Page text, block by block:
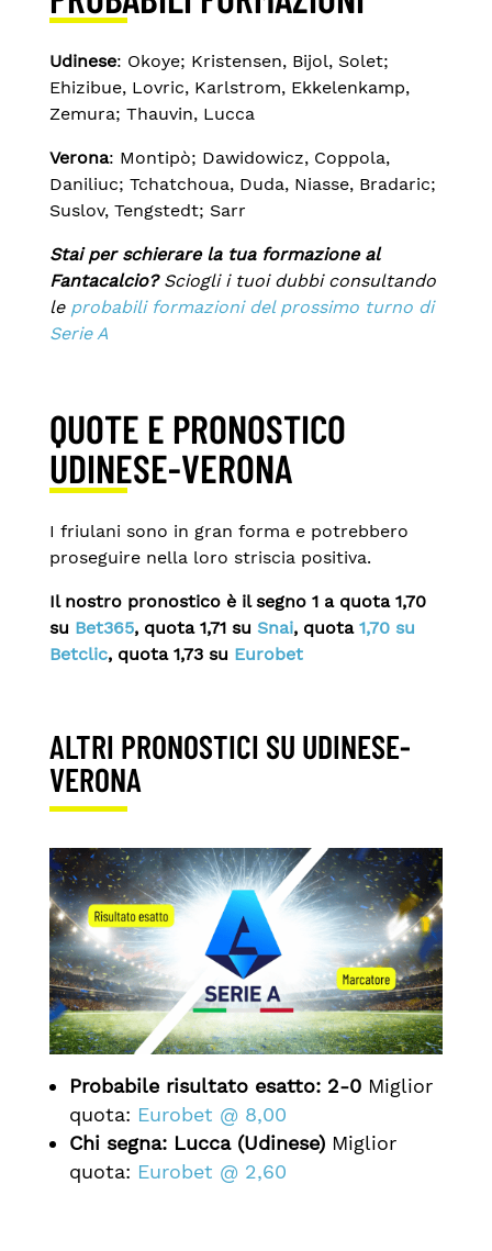
Udinese: Okoye; Kristensen, Bijol, Solet;
Ehizibue, Lovric, Karlstrom, Ekkelenkamp,
Zemura; Thauvin, Lucca
Verona: Montipò; Dawidowicz, Coppola,
Daniliuc; Tchatchoua, Duda, Niasse, Bradaric;
Suslov, Tengstedt; Sarr
Stai per schierare la tua formazione al
Fantacalcio? Sciogli i tuoi dubbi consultando
le probabili formazioni del prossimo turno di
Serie A
QUOTE E PRONOSTICO
UDINESE-VERONA
I friulani sono in gran forma e potrebbero
proseguire nella loro striscia positiva.
Il nostro pronostico è il segno 1 a quota 1,70
su Bet365, quota 1,71 su Snai, quota 1,70 su
Betclic, quota 1,73 su Eurobet
ALTRI PRONOSTICI SU UDINESE-
VERONA
Probabile risultato esatto: 2-0 Miglior
quota: Eurobet @ 8,00
Chi segna: Lucca (Udinese)Miglior
quota: Eurobet @ 2,60